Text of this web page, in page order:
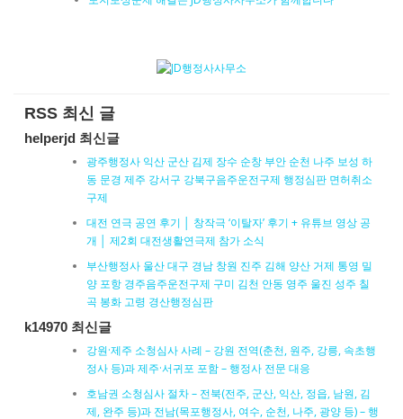
RSS 최신 글
helperjd 최신글
광주행정사 익산 군산 김제 장수 순창 부안 순천 나주 보성 하
동 문경 제주 강서구 강북구음주운전구제 행정심판 면허취소
구제
대전 연극 공연 후기 │ 창작극 ‘이탈자’ 후기 + 유튜브 영상 공
개 │ 제2회 대전생활연극제 참가 소식
부산행정사 울산 대구 경남 창원 진주 김해 양산 거제 통영 밀
양 포항 경주음주운전구제 구미 김천 안동 영주 울진 성주 칠
곡 봉화 고령 경산행정심판
k14970 최신글
강원·제주 소청심사 사례 – 강원 전역(춘천, 원주, 강릉, 속초행
정사 등)과 제주·서귀포 포함 – 행정사 전문 대응
호남권 소청심사 절차 – 전북(전주, 군산, 익산, 정읍, 남원, 김
제, 완주 등)과 전남(목포행정사, 여수, 순천, 나주, 광양 등) – 행